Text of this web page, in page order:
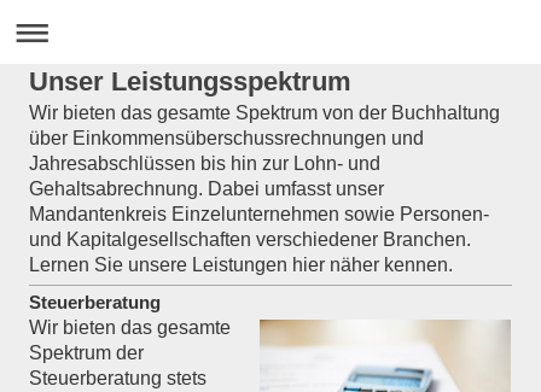
Unser Leistungsspektrum
Wir bieten das gesamte Spektrum von der Buchhaltung
über Einkommensüberschussrechnungen und
Jahresabschlüssen bis hin zur Lohn- und
Gehaltsabrechnung. Dabei umfasst unser
Mandantenkreis Einzelunternehmen sowie Personen-
und Kapitalgesellschaften verschiedener Branchen.
Lernen Sie unsere Leistungen hier näher kennen.
Steuerberatung
Wir bieten das gesamte
Spektrum der
Steuerberatung stets